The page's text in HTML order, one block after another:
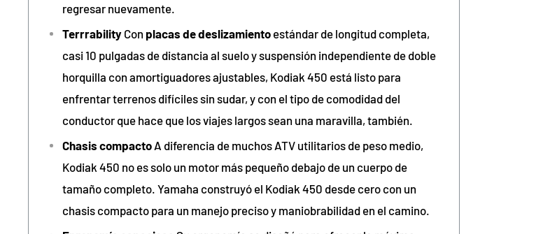
regresar nuevamente.
Terrrability Con placas de deslizamiento estándar de longitud completa,
casi 10 pulgadas de distancia al suelo y suspensión independiente de doble
horquilla con amortiguadores ajustables, Kodiak 450 está listo para
enfrentar terrenos difíciles sin sudar, y con el tipo de comodidad del
conductor que hace que los viajes largos sean una maravilla, también.
Chasis compacto A diferencia de muchos ATV utilitarios de peso medio,
Kodiak 450 no es solo un motor más pequeño debajo de un cuerpo de
tamaño completo. Yamaha construyó el Kodiak 450 desde cero con un
chasis compacto para un manejo preciso y maniobrabilidad en el camino.